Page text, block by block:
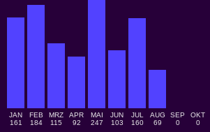
JAN
161
FEB
184
MRZ
115
APR
92
MAI
247
JUN
103
JUL
160
AUG
69
SEP
0
OKT
0